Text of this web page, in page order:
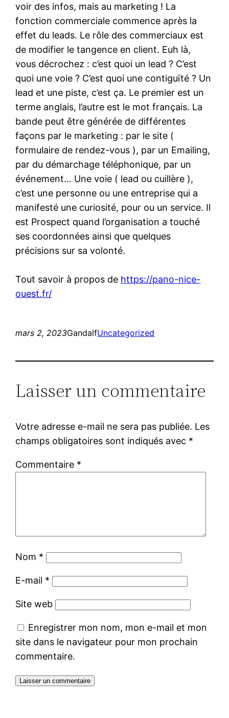
voir des infos, mais au marketing ! La
fonction commerciale commence après la
effet du leads. Le rôle des commerciaux est
de modifier le tangence en client. Euh là,
vous décrochez : c’est quoi un lead ? C’est
quoi une voie ? C’est quoi une contiguïté ? Un
lead et une piste, c’est ça. Le premier est un
terme anglais, l’autre est le mot français. La
bande peut être générée de différentes
façons par le marketing : par le site (
formulaire de rendez-vous ), par un Emailing,
par du démarchage téléphonique, par un
événement… Une voie ( lead ou cuillère ),
c’est une personne ou une entreprise qui a
manifesté une curiosité, pour ou un service. Il
est Prospect quand l’organisation a touché
ses coordonnées ainsi que quelques
précisions sur sa volonté.
Tout savoir à propos de https://pano-nice-
ouest.fr/
mars 2, 2023GandalfUncategorized
Laisser un commentaire
Votre adresse e-mail ne sera pas publiée. Les
champs obligatoires sont indiqués avec *
Commentaire *
Nom *
E-mail *
Site web
Enregistrer mon nom, mon e-mail et mon
site dans le navigateur pour mon prochain
commentaire.